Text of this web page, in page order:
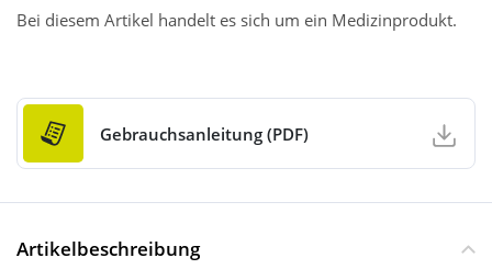
Bei diesem Artikel handelt es sich um ein Medizinprodukt.
Gebrauchsanleitung (PDF)
Artikelbeschreibung